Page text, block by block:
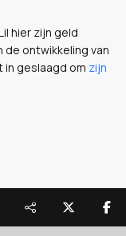
hier zijn geld
ontwikkeling van
in geslaagd om zijn